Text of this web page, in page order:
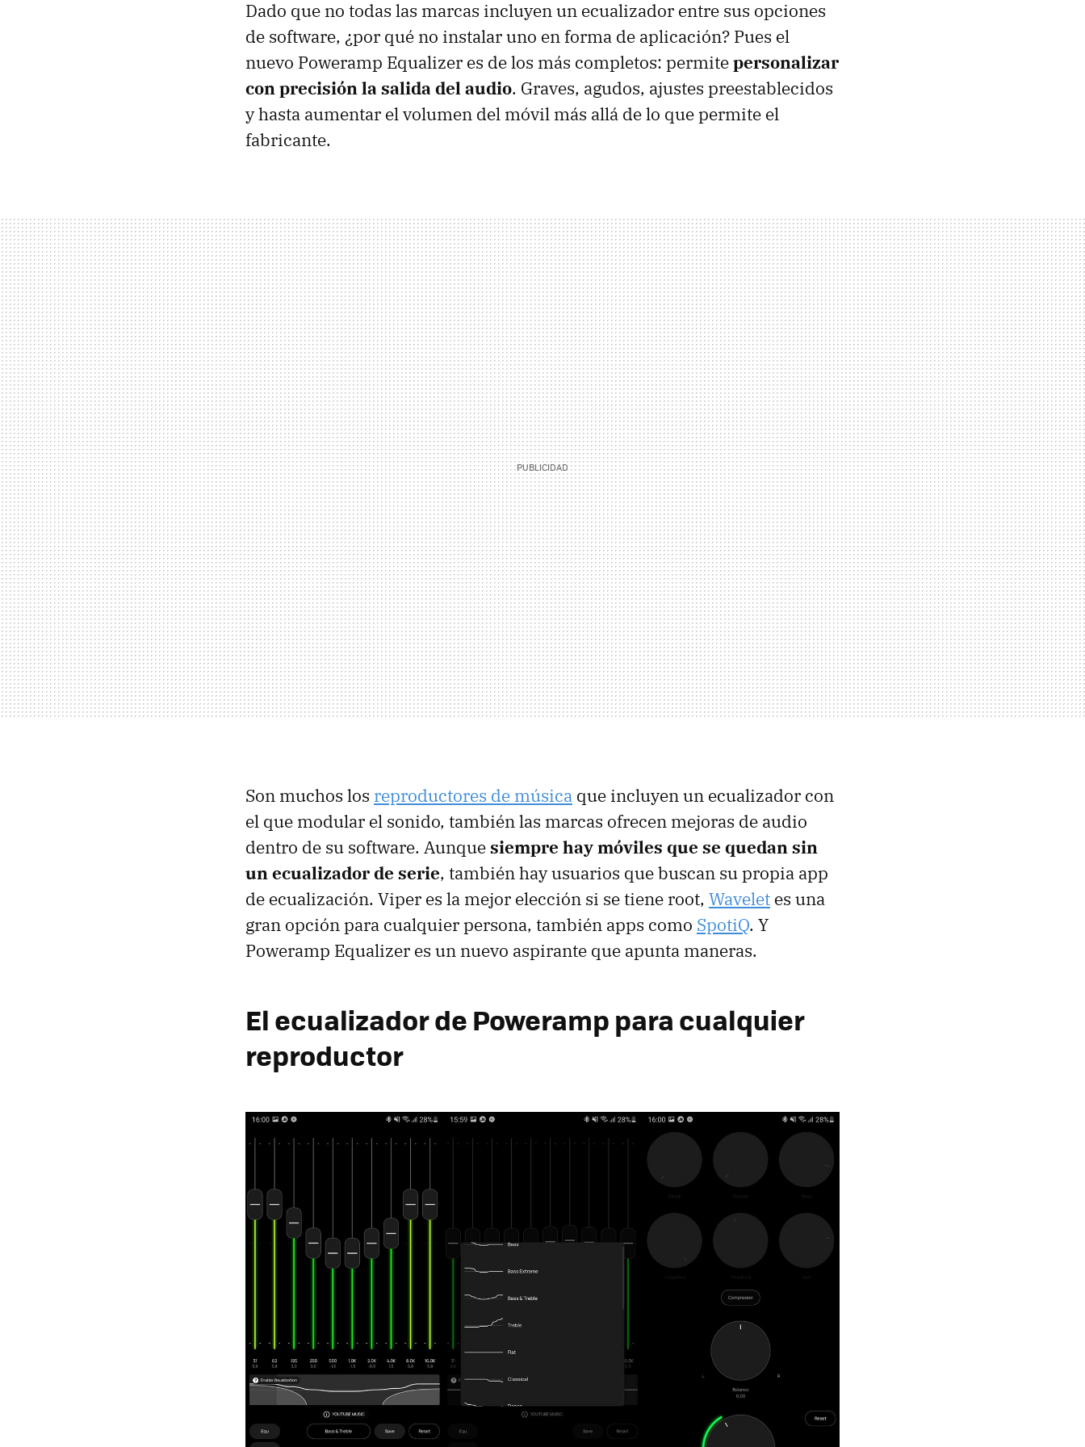
Dado que no todas las marcas incluyen un ecualizador entre sus opciones
de software, ¿por qué no instalar uno en forma de aplicación? Pues el
nuevo Poweramp Equalizer es de los más completos: permitepersonalizar
con precisión la salida del audio. Graves, agudos, ajustes preestablecidos
y hasta aumentar el volumen del móvil más allá de lo que permite el
fabricante.
Son muchos los reproductores de música que incluyen un ecualizador con
el que modular el sonido, también las marcas ofrecen mejoras de audio
dentro de su software. Aunquesiempre hay móviles que se quedan sin
un ecualizador de serie, también hay usuarios que buscan su propia app
de ecualización. Viper es la mejor elección si se tiene root, Wavelet es una
gran opción para cualquier persona, también apps como SpotiQ. Y
Poweramp Equalizer es un nuevo aspirante que apunta maneras.
El ecualizador de Poweramp para cualquier
reproductor